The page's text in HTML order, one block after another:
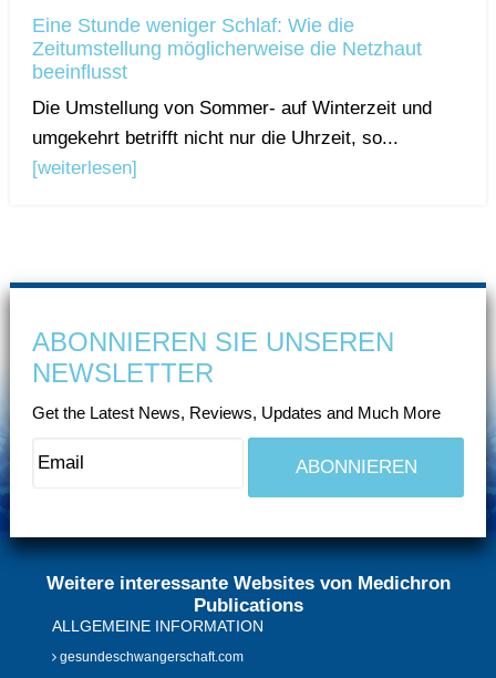
Eine Stunde weniger Schlaf: Wie die
Zeitumstellung möglicherweise die Netzhaut
beeinflusst
Die Umstellung von Sommer- auf Winterzeit und
umgekehrt betrifft nicht nur die Uhrzeit, so...
[weiterlesen]
ABONNIEREN SIE UNSEREN
NEWSLETTER
Get the Latest News, Reviews, Updates and Much More
Weitere interessante Websites von Medichron
Publications
ALLGEMEINE INFORMATION
gesundeschwangerschaft.com